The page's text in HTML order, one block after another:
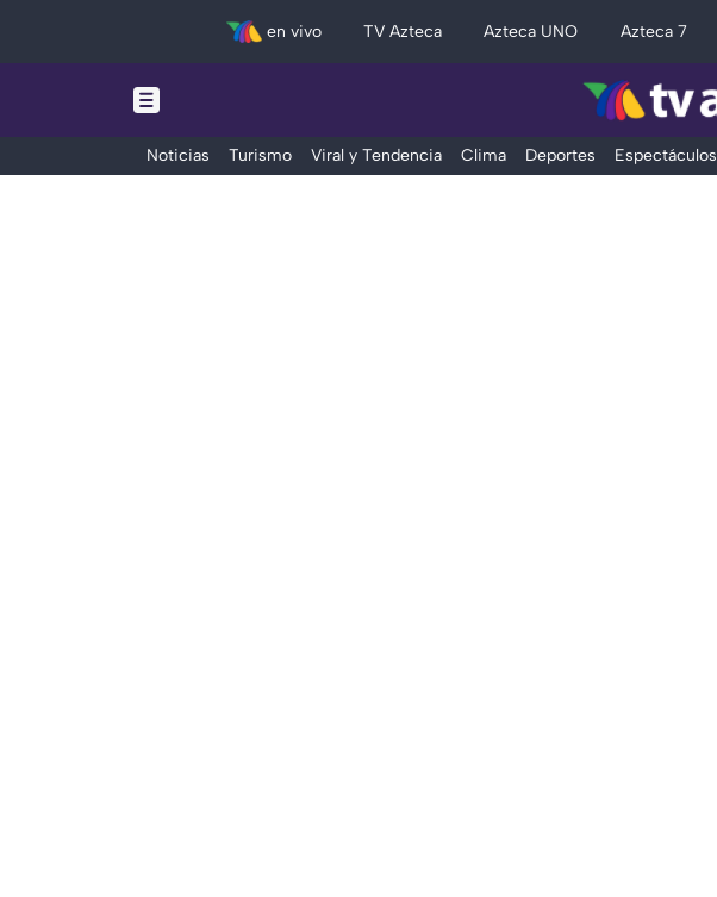
en vivo TV Azteca Azteca UNO Azteca 7
Noticias Turismo Viral y Tendencia Clima Deportes Espectáculos